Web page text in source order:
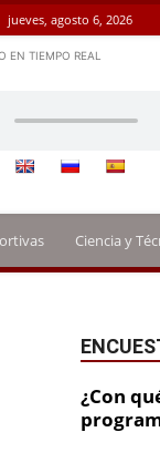
jueves, agosto 6, 2026
EN TIEMPO REAL
Ciencia y
¿Con